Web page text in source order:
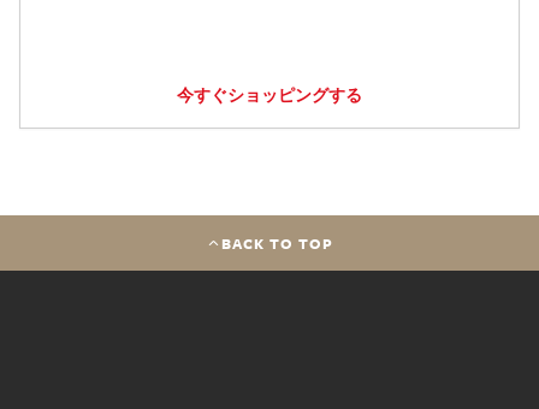
今すぐショッピングする
BACK TO TOP